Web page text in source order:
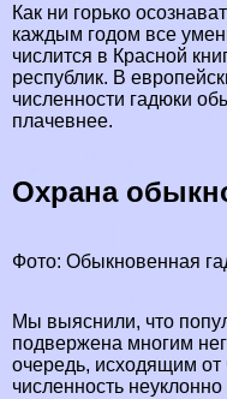
Как ни горько
каждым годом все
числится в Красной
республик. В
численности гадюки
плачевнее.
Охрана
Фото: Обыкновенная
Мы выяснили, что
подвержена многим
очередь, исходящим от
численность